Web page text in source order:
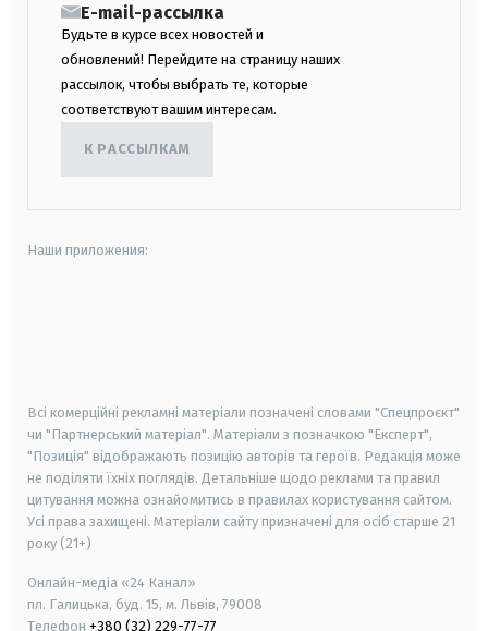
E-mail-рассылка
Будьте в курсе всех новостей и
обновлений! Перейдите на страницу наших
рассылок, чтобы выбрать те, которые
соответствуют вашим интересам.
К РАССЫЛКАМ
Наши приложения:
Всі комерційні рекламні матеріали позначені словами "Спецпроєкт"
чи "Партнерський матеріал". Матеріали з позначкою "Експерт",
"Позиція" відображають позицію авторів та героїв. Редакція може
не поділяти їхніх поглядів. Детальніше щодо реклами та правил
цитування можна ознайомитись в правилах користування сайтом.
Усі права захищені. Матеріали сайту призначені для осіб старше 21
року (21+)
Онлайн-медіа «24 Канал»
пл. Галицька, буд. 15, м. Львів, 79008
Телефон +380 (32) 229-77-77